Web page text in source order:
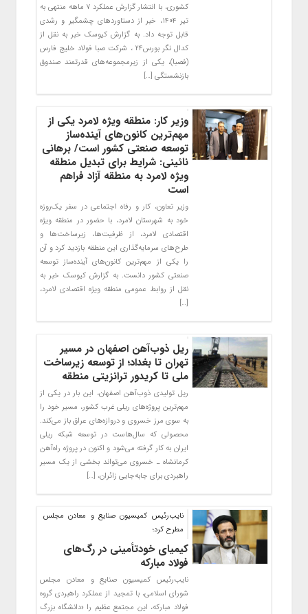
کشوری، با انتشار گزارش عملکرد ۷ ماهه منتهی به
تیر ۱۴۰۴، خبر از دستاوردهای چشمگیر و رشدی
قابل توجه داد. به گزارش کیوسک خبر به نقل از
کدال نگر بورس۲۴ ، شرکت صبا فولاد خلیج فارس
(فصبا)، یکی از زیرمجموعه‌های قدرتمند صندوق
بازنشستگی […]
وزیر کار: منطقه ویژه لامرد یکی از
مهم‌ترین کانون‌های آینده‌ساز
توسعه صنعتی کشور است/ برهانی
نائینی: شرایط برای تبدیل منطقه
ویژه لامرد به منطقه آزاد فراهم
است
وزیر تعاون، کار و رفاه اجتماعی در سفر یک‌روزه
خود به شهرستان لامرد، با حضور در منطقه ویژه
اقتصادی لامرد، از ظرفیت‌ها، زیرساخت‌ها و
طرح‌های سرمایه‌گذاری این منطقه بازدید کرد و آن
را یکی از مهم‌ترین کانون‌های آینده‌ساز توسعه
صنعتی کشور دانست. به گزارش کیوسک خبر به
نقل از روابط عمومی منطقه ویژه اقتصادی لامرد،
[…]
ریل ذوب‌آهن اصفهان در مسیر
تهران تا بغداد؛ از توسعه زیرساخت
ملی تا کریدور ترانزیتی منطقه
ریل تولیدی ذوب‌آهن اصفهان، این بار در یکی از
مهم‌ترین پروژه‌های ریلی غرب کشور، مسیر خود را
به سوی مرز خسروی و دروازه‌های عراق باز می‌کند.
محصولی که سال‌هاست در توسعه شبکه ریلی
ایران به کار گرفته می‌شود و اکنون در پروژه راه‌آهن
کرمانشاه ـ خسروی می‌تواند بخشی از یک مسیر
راهبردی برای جابه‌جایی زائران، […]
نایب‌رئیس کمیسیون صنایع و معادن مجلس
مطرح کرد؛
کیمیای خودتأمینی در رگ‌های
فولاد مبارکه
نایب‌رئیس کمیسیون صنایع و معادن مجلس
شورای اسلامی، با تمجید از عملکرد راهبردی گروه
فولاد مبارکه، این مجتمع عظیم را «دانشگاه بزرگ